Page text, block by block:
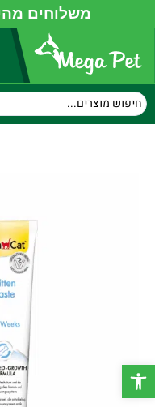
פתח סרגל נגישות
משלוחים